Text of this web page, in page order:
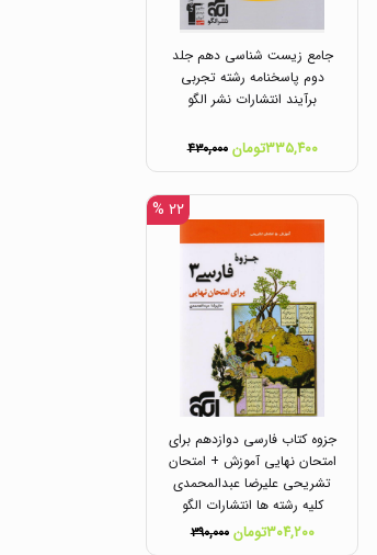
جامع زیست شناسی دهم جلد
دوم پاسخنامه رشته تجربی
برآیند انتشارات نشر الگو
۳۳۵,۴۰۰تومان ۴۳۰,۰۰۰
۲۲ %
جزوه کتاب فارسی دوازدهم برای
امتحان نهایی آموزش + امتحان
تشریحی علیرضا عبدالمحمدی
کلیه رشته ها انتشارات الگو
۳۰۴,۲۰۰تومان ۳۹۰,۰۰۰